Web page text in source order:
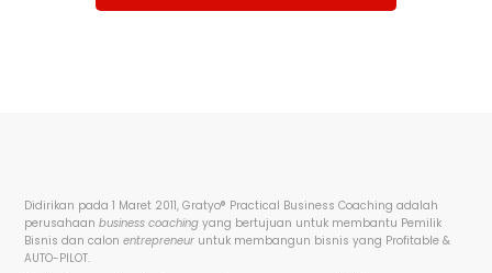
Didirikan pada 1 Maret 2011, Gratyo® Practical Business Coaching adalah
perusahaanbusiness coachingyang bertujuan untuk membantu Pemilik
Bisnis dan calon entrepreneur untuk membangun bisnis yang Profitable &
AUTO-PILOT.